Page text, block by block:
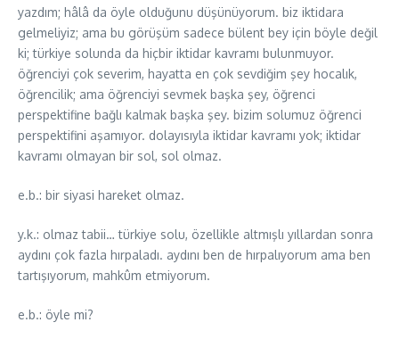
yazdım; hâlâ da öyle olduğunu düşünüyorum. biz iktidara
gelmeliyiz; ama bu görüşüm sadece bülent bey için böyle değil
ki; türkiye solunda da hiçbir iktidar kavramı bulunmuyor.
öğrenciyi çok severim, hayatta en çok sevdiğim şey hocalık,
öğrencilik; ama öğrenciyi sevmek başka şey, öğrenci
perspektifine bağlı kalmak başka şey. bizim solumuz öğrenci
perspektifini aşamıyor. dolayısıyla iktidar kavramı yok; iktidar
kavramı olmayan bir sol, sol olmaz.
e.b.: bir siyasi hareket olmaz.
y.k.: olmaz tabii… türkiye solu, özellikle altmışlı yıllardan sonra
aydını çok fazla hırpaladı. aydını ben de hırpalıyorum ama ben
tartışıyorum, mahkûm etmiyorum.
e.b.: öyle mi?